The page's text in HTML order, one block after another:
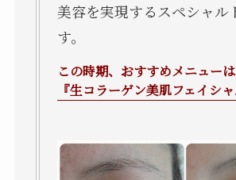
美容を実現するスペシャル
す。
この時期、おすすめメニューは
『生コラーゲン美肌フェイシ